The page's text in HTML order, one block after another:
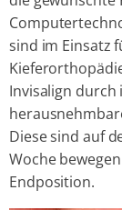
sind im Einsatz
Invisalign
Diese sind auf
Woche
Endposition.